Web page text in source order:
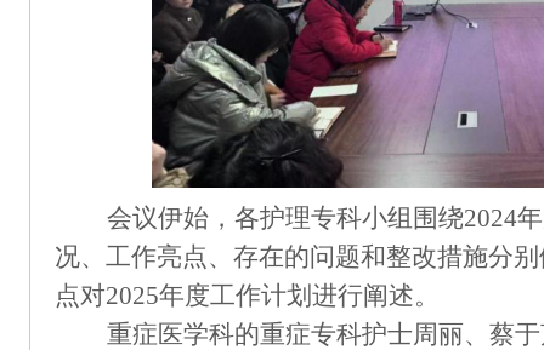
会议伊始，各护理专科小组围绕2024
况、工作亮点、存在的问题和整改措施分
点对2025年度工作计划进行阐述。
重症医学科的重症专科护士周丽、蔡